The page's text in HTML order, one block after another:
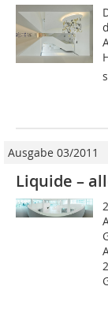
Ausgabe 03/2011
Liquide –